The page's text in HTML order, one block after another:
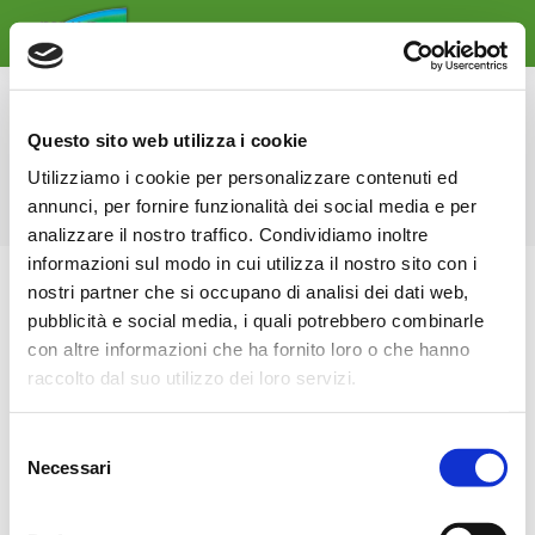
Questo sito web utilizza i cookie
Utilizziamo i cookie per personalizzare contenuti ed
annunci, per fornire funzionalità dei social media e per
analizzare il nostro traffico. Condividiamo inoltre
informazioni sul modo in cui utilizza il nostro sito con i
nostri partner che si occupano di analisi dei dati web,
pubblicità e social media, i quali potrebbero combinarle
con altre informazioni che ha fornito loro o che hanno
raccolto dal suo utilizzo dei loro servizi.
delNecessari
Archives du jour :4 décembre 2019
Vous êtes ici :
Accueil 2019 décembre 04